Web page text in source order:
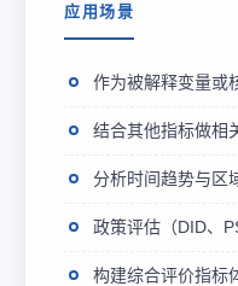
应用场景
作为被解释变量或
结合其他指标做相
分析时间趋势与区
政策评估（DID、
构建综合评价指标